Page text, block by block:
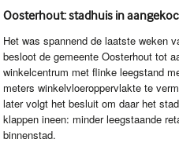
Oosterhout: stadhuis in
Het was spannend de laatste weken
besloot de gemeente Oosterhout tot
winkelcentrum met flinke leegstand
meters winkelvloeroppervlakte te
later volgt het besluit om daar het
klappen ineen: minder leegstaande
binnenstad.